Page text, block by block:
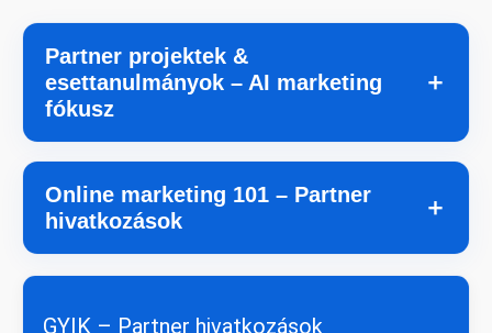
Partner projektek &
esettanulmányok – AI marketing
fókusz
＋
Online marketing 101 – Partner
hivatkozások
＋
GYIK – Partner hivatkozások